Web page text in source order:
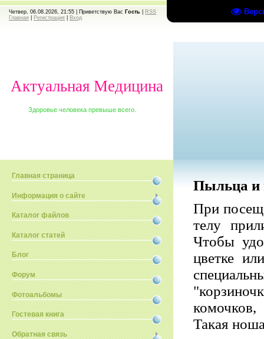
Четвер, 06.08.2026, 21:55 | Приветствую Вас Гость
RSS
Главная
Регистрация Вход
Актуальная Медицина
Здоровье человека превыше всего.
Главная страница
Информация о сайте
Каталог файлов
Каталог статей
Блог
Форум
Фотоальбомы
Гостевая книга
Обратная связь
Пыльца и
При
телу
Чтобы
цветке
Такая